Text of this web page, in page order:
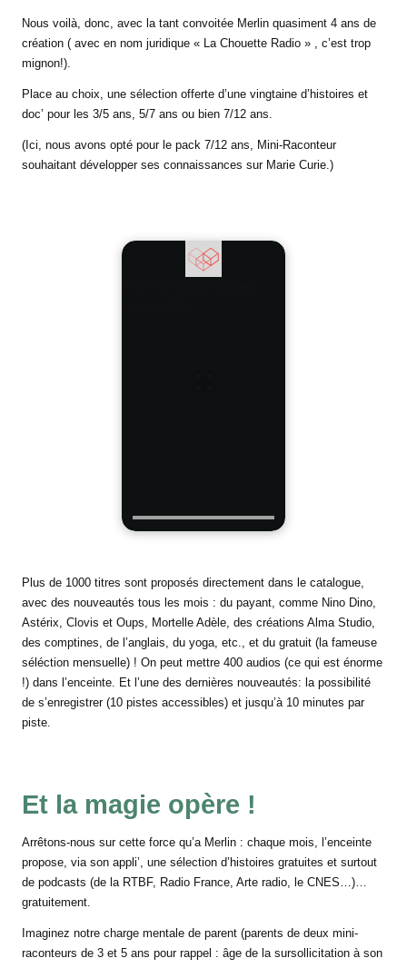
Nous voilà, donc, avec la tant convoitée Merlin quasiment 4 ans de
création ( avec en nom juridique « La Chouette Radio » , c’est trop
mignon!).
Place au choix, une sélection offerte d’une vingtaine d’histoires et
doc’ pour les 3/5 ans, 5/7 ans ou bien 7/12 ans.
(Ici, nous avons opté pour le pack 7/12 ans, Mini-Raconteur
souhaitant développer ses connaissances sur Marie Curie.)
Plus de 1000 titres sont proposés directement dans le catalogue,
avec des nouveautés tous les mois : du payant, comme Nino Dino,
Astérix, Clovis et Oups, Mortelle Adèle, des créations Alma Studio,
des comptines, de l’anglais, du yoga, etc., et du gratuit (la fameuse
séléction mensuelle) ! On peut mettre 400 audios (ce qui est énorme
!) dans l’enceinte. Et l’une des dernières nouveautés: la possibilité
de s’enregistrer (10 pistes accessibles) et jusqu’à 10 minutes par
piste.
Et la magie opère !
Arrêtons-nous sur cette force qu’a Merlin : chaque mois, l’enceinte
propose, via son appli’, une sélection d’histoires gratuites et surtout
de podcasts (de la RTBF, Radio France, Arte radio, le CNES…)…
gratuitement.
Imaginez notre charge mentale de parent (parents de deux mini-
raconteurs de 3 et 5 ans pour rappel : âge de la sursollicitation à son